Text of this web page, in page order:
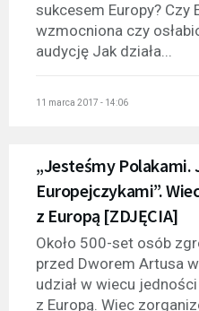
sukcesem Europy? Czy
wzmocniona czy
audycję Jak działa...
11 marca 2017 - 14:06
„Jesteśmy Polakami.
Europejczykami”.
z Europą [ZDJĘCIA]
Około 500-set osób
przed Dworem Artusa
udział w wiecu
z Europą. Wiec